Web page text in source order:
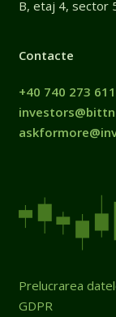
B, etaj 4, sector
Contacte
+40 740 273 611
Prelucrarea
GDPR